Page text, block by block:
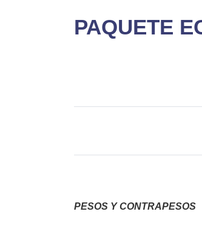
PAQUETE
PESOS Y CONTRAPESOS